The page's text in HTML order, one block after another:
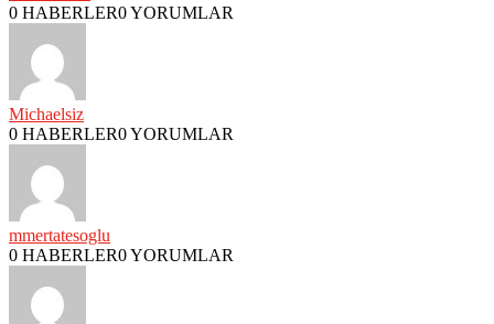
0 HABERLER0 YORUMLAR
Michaelsiz
0 HABERLER0 YORUMLAR
mmertatesoglu
0 HABERLER0 YORUMLAR